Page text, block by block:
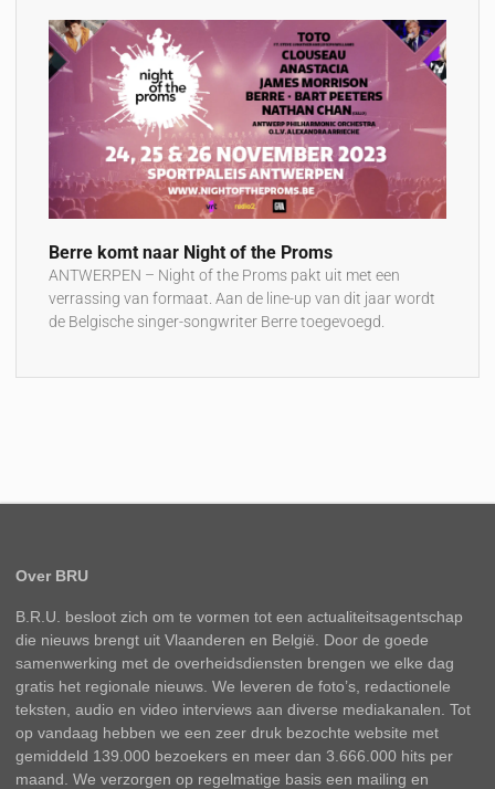
Berre komt naar Night of the Proms
ANTWERPEN – Night of the Proms pakt uit met een
verrassing van formaat. Aan de line-up van dit jaar wordt
de Belgische singer-songwriter Berre toegevoegd.
Over BRU
B.R.U. besloot zich om te vormen tot een actualiteitsagentschap
die nieuws brengt uit Vlaanderen en België. Door de goede
samenwerking met de overheidsdiensten brengen we elke dag
gratis het regionale nieuws. We leveren de foto’s, redactionele
teksten, audio en video interviews aan diverse mediakanalen. Tot
op vandaag hebben we een zeer druk bezochte website met
gemiddeld 139.000 bezoekers en meer dan 3.666.000 hits per
maand. We verzorgen op regelmatige basis een mailing en